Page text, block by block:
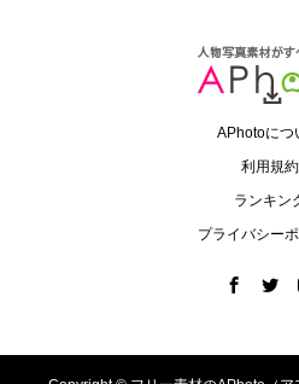
APhotoにつ
利用規約
ランキン
プライバシー